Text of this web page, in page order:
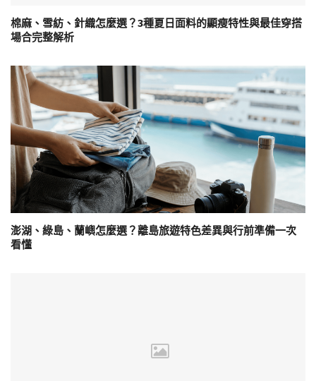
棉麻、雪紡、針織怎麼選？3種夏日面料的顯瘦特性與最佳穿搭
場合完整解析
澎湖、綠島、蘭嶼怎麼選？離島旅遊特色差異與行前準備一次
看懂